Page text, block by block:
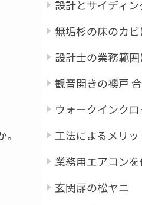
設計とサイディ
無垢杉の床のカ
設計士の業務範
観音開きの襖戸
ウォークインク
工法によるメリ
業務用エアコン
玄関扉の松ヤニ